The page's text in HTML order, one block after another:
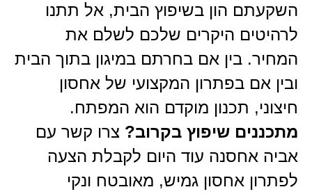
השקעתם הון בשיפוץ הבית, אל תתנו
לרהיטים היקרים שלכם לשלם את
המחיר. בין אם בחרתם במיגון בתוך הבית
ובין אם בפתרון המקצועי של אחסון
חיצוני, תכנון מוקדם הוא המפתח.
מתכננים שיפוץ בקרוב? צרו קשר עם
אביה אחסנה עוד היום לקבלת הצעה
לפתרון אחסון גמיש, מאובטח ונקי